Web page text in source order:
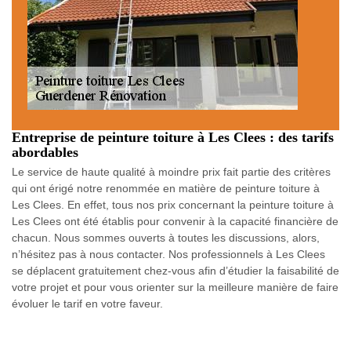
Entreprise de peinture toiture à Les Clees : des tarifs
abordables
Le service de haute qualité à moindre prix fait partie des critères
qui ont érigé notre renommée en matière de peinture toiture à
Les Clees. En effet, tous nos prix concernant la peinture toiture à
Les Clees ont été établis pour convenir à la capacité financière de
chacun. Nous sommes ouverts à toutes les discussions, alors,
n’hésitez pas à nous contacter. Nos professionnels à Les Clees
se déplacent gratuitement chez-vous afin d’étudier la faisabilité de
votre projet et pour vous orienter sur la meilleure manière de faire
évoluer le tarif en votre faveur.